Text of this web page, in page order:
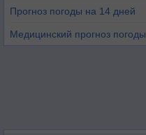
Прогноз погоды на 14 дней
Медицинский прогноз погоды